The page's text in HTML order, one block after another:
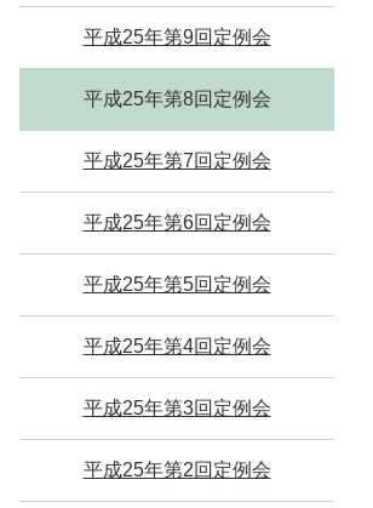
平成25年第9回定例会
平成25年第8回定例会
平成25年第7回定例会
平成25年第6回定例会
平成25年第5回定例会
平成25年第4回定例会
平成25年第3回定例会
平成25年第2回定例会